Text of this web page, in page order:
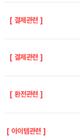
[ 결제관련 ]
[ 결제관련 ]
[ 환전관련 ]
[ 아이템관련 ]